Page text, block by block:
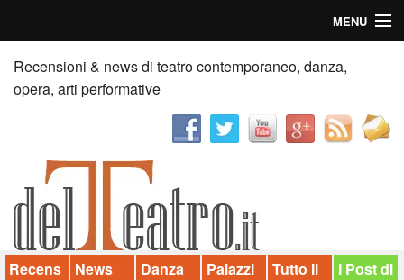
MENU
Home
Recensioni
News
Palazzi consiglia
Video
Recensioni & news di teatro contemporaneo, danza,
opera, arti performative
Recens
News Danza
Palazzi
Tutto il
I Post di